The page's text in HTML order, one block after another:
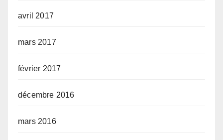
avril 2017
mars 2017
février 2017
décembre 2016
mars 2016